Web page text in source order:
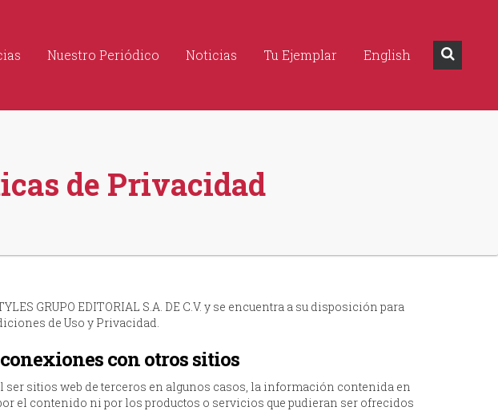
Nuestro Periódico Noticias Tu Ejemplar English
de Privacidad
GRUPO EDITORIAL S.A. DE C.V. y se encuentra a su disposición para
de Uso y Privacidad.
con otros sitios
ser sitios web de terceros en algunos casos, la información contenida en
el contenido ni por los productos o servicios que pudieran ser ofrecidos